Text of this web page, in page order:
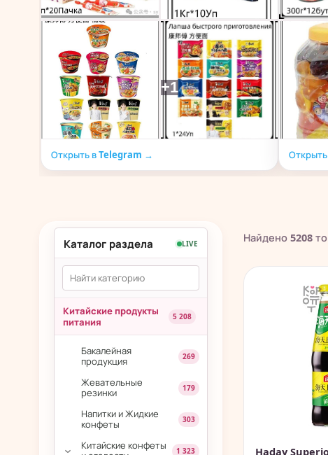
+1
Открыть в Telegram →
Каталог раздела LIVE
Китайские продукты
питания
5 208
Бакалейная
продукция
269
Жевательные
резинки
179
Напитки и Жидкие
конфеты
303
›
Китайские конфеты
1 323
Найдено 5208
Haday